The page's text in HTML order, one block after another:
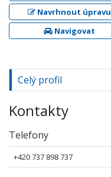
Navrhnout úpravu
Navigovat
Celý profil
Kontakty
Telefony
+420 737 898 737